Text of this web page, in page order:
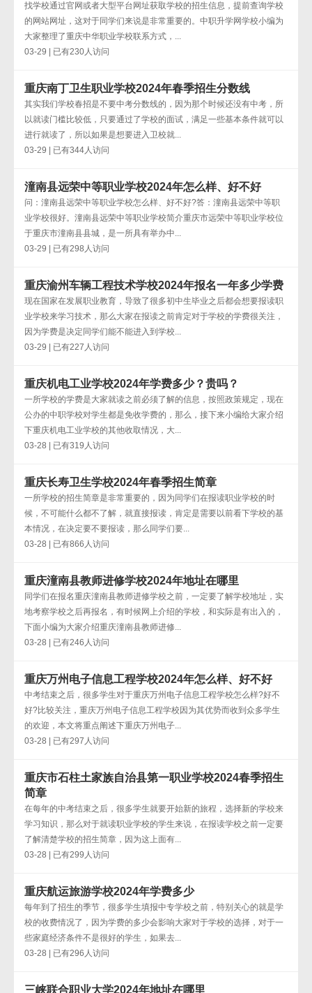
找学校通过官网或者大型平台网址获取学校的招生信息，提前查询学校
的网站网址，这对于同学们来说是非常重要的。中职升学网学校小编为
大家整理了重庆中华职业学校联系方式，...
03-29 | 已有230人访问
重庆南丁卫生职业学校2024年春季招生分数线
其实我们学校春招是不要中考分数线的，因为那个时候还没有中考，所
以就读门槛比较低，只要通过了学校的面试，满足一些基本条件就可以
进行就读了，所以如果是想要进入卫校就...
03-29 | 已有344人访问
潼南县远荣中等职业学校2024年怎么样、好不好
问：潼南县远荣中等职业学校怎么样、好不好?答：潼南县远荣中等职
业学校很好。潼南县远荣中等职业学校简介重庆市远荣中等职业学校位
于重庆市潼南县县城，是一所具有举办中...
03-29 | 已有298人访问
重庆渝州车辆工程技术学校2024年报名一年多少学费
现在国家在发展职业教育，导致了很多初中生毕业之后都会想要报读职
业学校来学习技术，那么大家在报读之前肯定对于学校的学费很关注，
因为学费是决定同学们能不能进入到学校...
03-29 | 已有227人访问
重庆机电工业学校2024年学费多少？贵吗？
一所学校的学费是大家就读之前必须了解的信息，按照政策规定，现在
公办的中职学校对学生都是免收学费的，那么，接下来小编给大家介绍
下重庆机电工业学校的其他收取情况，大...
03-28 | 已有319人访问
重庆长寿卫生学校2024年春季招生简章
一所学校的招生简章是非常重要的，因为同学们在报读职业学校的时
候，不可能什么都不了解，就直接报读，肯定是需要以前看下学校的基
本情况，在决定要不要报读，那么同学们要...
03-28 | 已有866人访问
重庆潼南县教师进修学校2024年地址在哪里
同学们在报名重庆潼南县教师进修学校之前，一定要了解学校地址，实
地考察学校之后再报名，有时候网上介绍的学校，和实际是有出入的，
下面小编为大家介绍重庆潼南县教师进修...
03-28 | 已有246人访问
重庆万州电子信息工程学校2024年怎么样、好不好
中考结束之后，很多学生对于重庆万州电子信息工程学校怎么样?好不
好?比较关注，重庆万州电子信息工程学校因为其优势而收到众多学生
的欢迎，本文将重点阐述下重庆万州电子...
03-28 | 已有297人访问
重庆市石柱土家族自治县第一职业学校2024春季招生
简章
在每年的中考结束之后，很多学生就要开始新的旅程，选择新的学校来
学习知识，那么对于就读职业学校的学生来说，在报读学校之前一定要
了解清楚学校的招生简章，因为这上面有...
03-28 | 已有299人访问
重庆航运旅游学校2024年学费多少
每年到了招生的季节，很多学生填报中专学校之前，特别关心的就是学
校的收费情况了，因为学费的多少会影响大家对于学校的选择，对于一
些家庭经济条件不是很好的学生，如果去...
03-28 | 已有296人访问
三峡联合职业大学2024年地址在哪里